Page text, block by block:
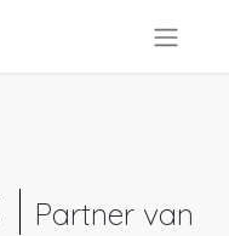
Partner van